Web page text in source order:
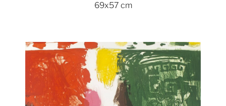
69x57 cm
Show larger version